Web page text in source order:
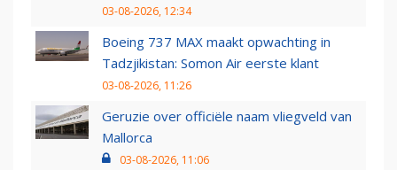
03-08-2026, 12:34
Boeing 737 MAX maakt opwachting in
Tadzjikistan: Somon Air eerste klant
03-08-2026, 11:26
Geruzie over officiële naam vliegveld van
Mallorca
03-08-2026, 11:06